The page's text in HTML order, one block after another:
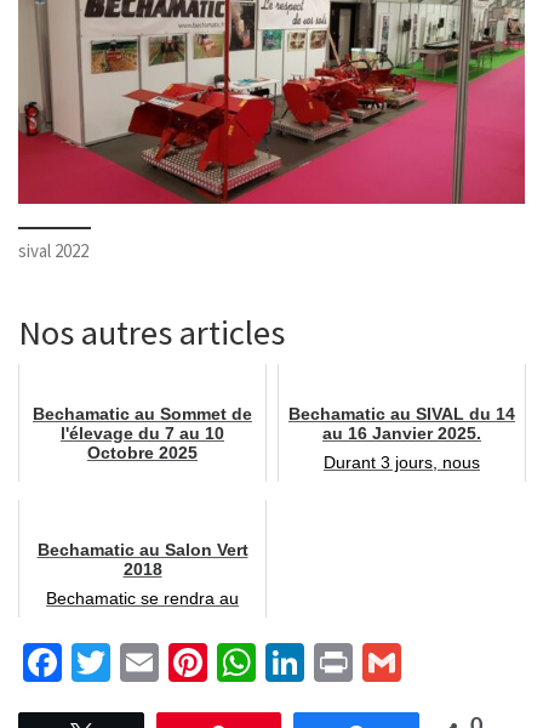
sival 2022
Nos autres articles
Bechamatic au Sommet de
l'élevage du 7 au 10
Octobre 2025
Bechamatic au SIVAL du 14
au 16 Janvier 2025.
Durant 3 jours, nous
Bechamatic au Salon Vert
2018
Bechamatic se rendra au
Fa
ce
T
wi
E
m
Pi
nt
W
h
Li
n
Pr
in m